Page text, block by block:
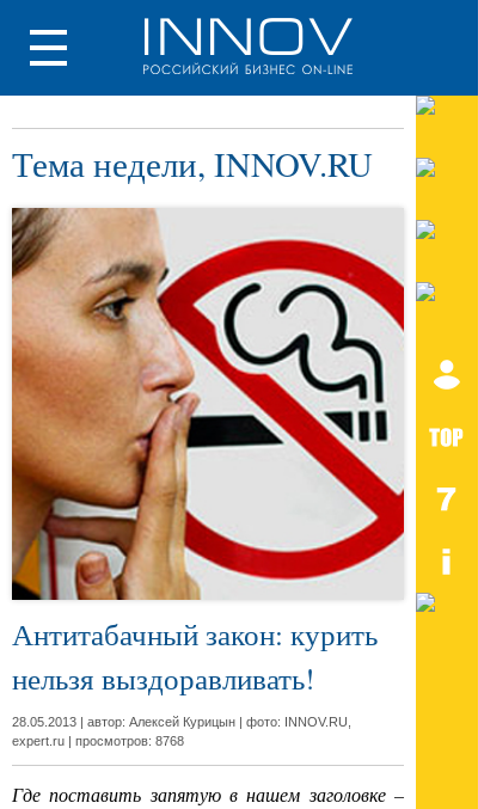
Тема недели, INNOV.RU
Антитабачный закон: курить
нельзя выздоравливать!
28.05.2013 | автор: Алексей Курицын | фото: INNOV.RU,
expert.ru | просмотров: 8768
Где поставить запятую в нашем заголовке –